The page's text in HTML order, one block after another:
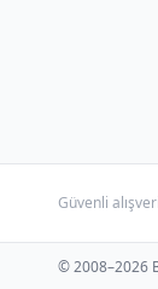
Güvenli
© 2008–2026